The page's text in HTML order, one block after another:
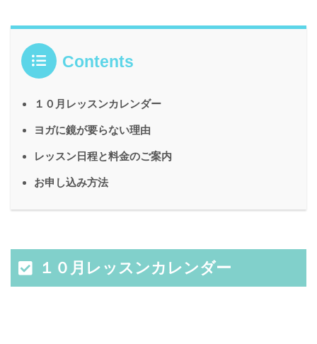
Contents
１０月レッスンカレンダー
ヨガに鏡が要らない理由
レッスン日程と料金のご案内
お申し込み方法
１０月レッスンカレンダー